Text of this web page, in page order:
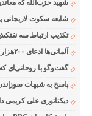
شهید حزب‌الله که
شایعه سکوت لاریجانی
تکذیب ارتباط سه
آلمانی‌ها ادعای ۲۰۰هزار نفری مونیخ را زیر سوال بردند
گفت‌وگو با روحانی‌ای
پاسخ به شبهات
دیکتاتوری علی کریمی